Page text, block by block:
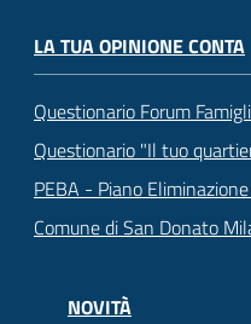
LA TUA OPINIONE CONTA
Questionario Forum
Questionario "Il tuo
PEBA - Piano
Comune di San Donato
NOVITÀ